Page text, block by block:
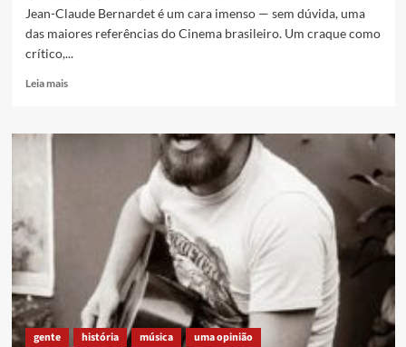
Jean-Claude Bernardet é um cara imenso — sem dúvida, uma
das maiores referências do Cinema brasileiro. Um craque como
crítico,...
Leia maisRead
Valeu
gente história música uma opinião